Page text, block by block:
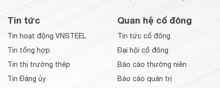
Tin tức
Tin hoạt động VNSTEEL
Tin tổng hợp
Tin thị trường thép
Tin Đảng ủy
Quan hệ cổ đông
Tin tức cổ đông
Đại hội cổ đông
Báo cáo thường niên
Báo cáo quản trị